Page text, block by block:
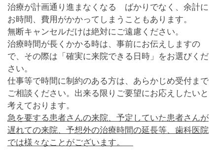
治療が計画通り進まなくなる ばかりでなく、余計に
お時間、費用がかかってしまうこともあります。
無断キャンセルだけは絶対にご遠慮ください。
治療時間が長くかかる時は、事前にお伝えしますの
で、その際は 「確実に来院できる日時」
をお選びくだ
さい。
仕事等で時間に制約のある方は、あらかじめ受付まで
ご相談ください。出来る限りご要望にお応えしたいと
考えております。
急を要する患者さんの来院、予定していた患者さんが
遅れての来院、予想外の治療時間の延長等、歯科医院
では様々なことがございます。